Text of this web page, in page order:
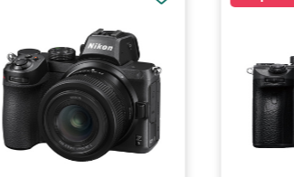
Personnalisé, e-Portrait, Sous-marin,